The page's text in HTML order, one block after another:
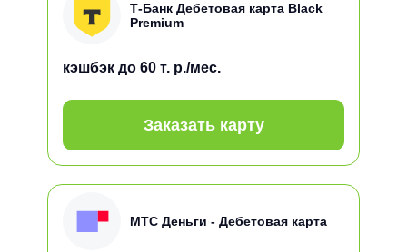
Т-Банк Дебетовая карта Black
Premium
кэшбэк до 60 т. р./мес.
Заказать карту
МТС Деньги - Дебетовая карта